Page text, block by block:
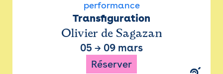
performance
Transfiguration
Olivier de Sagazan
05 → 09 mars
Réserver